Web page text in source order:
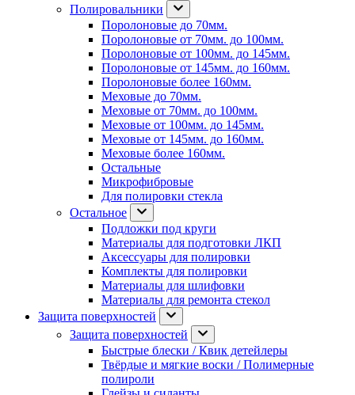
Полировальники
Поролоновые до 70мм.
Поролоновые от 70мм. до 100мм.
Поролоновые от 100мм. до 145мм.
Поролоновые от 145мм. до 160мм.
Поролоновые более 160мм.
Меховые до 70мм.
Меховые от 70мм. до 100мм.
Меховые от 100мм. до 145мм.
Меховые от 145мм. до 160мм.
Меховые более 160мм.
Остальные
Микрофибровые
Для полировки стекла
Остальное
Подложки под круги
Материалы для подготовки ЛКП
Аксессуары для полировки
Комплекты для полировки
Материалы для шлифовки
Материалы для ремонта стекол
Защита поверхностей
Защита поверхностей
Быстрые блески / Квик детейлеры
Твёрдые и мягкие воски / Полимерные
полироли